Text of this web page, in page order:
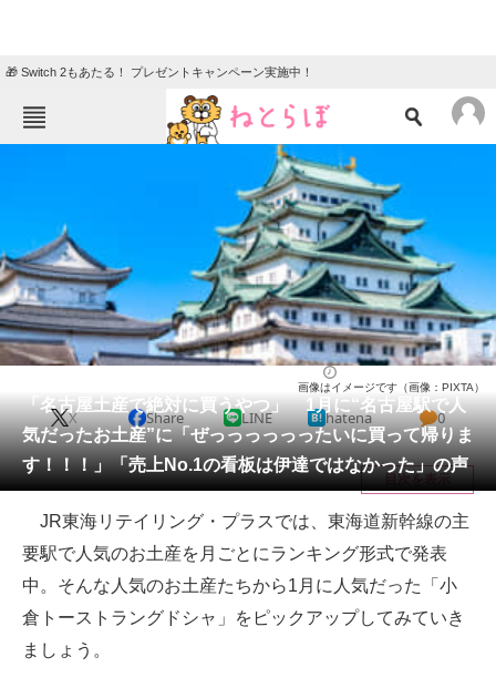
🎁 Switch 2もあたる！ プレゼントキャンペーン実施中！
ニュース
エンタメ クイズ
グルメ 地域
住まい 教育・育児
動物 リサーチ
会員記事
メディア
注目記事を集めた総合ページ
ITの今と未来を見通す
スマホと通信の最新トレンド
「名古屋土産で絶対に買うやつ」 1月に“名古屋駅で人
気だったお土産”に「ぜっっっっっったいに買って帰りま
す！！！」「売上No.1の看板は伊達ではなかった」の声
画像はイメージです（画像：PIXTA）
X Share LINE hatena 0
目次を表示
JR東海リテイリング・プラスでは、東海道新幹線の主
要駅で人気のお土産を月ごとにランキング形式で発表
中。そんな人気のお土産たちから1月に人気だった「小
倉トーストラングドシャ」をピックアップしてみていき
ましょう。